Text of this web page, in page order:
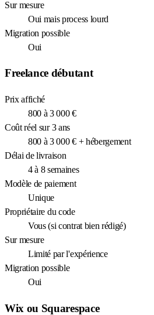
Sur mesure
Oui mais process lourd
Migration possible
Oui
Freelance débutant
Prix affiché
800 à 3 000 €
Coût réel sur 3 ans
800 à 3 000 € + hébergement
Délai de livraison
4 à 8 semaines
Modèle de paiement
Unique
Propriétaire du code
Vous (si contrat bien rédigé)
Sur mesure
Limité par l'expérience
Migration possible
Oui
Wix ou Squarespace